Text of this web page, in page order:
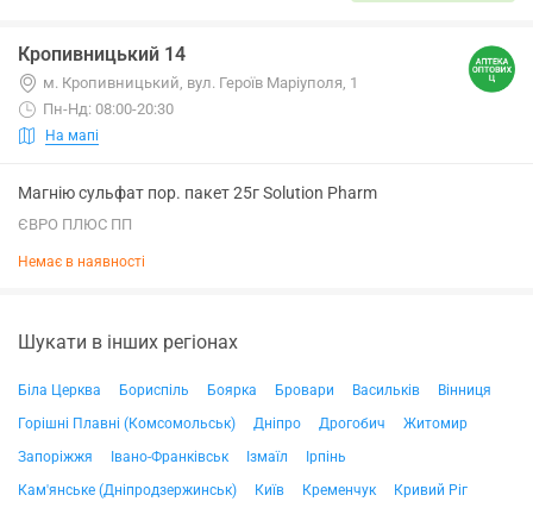
Кропивницький 14
м. Кропивницький, вул. Героїв Маріуполя, 1
Пн-Нд: 08:00-20:30
На мапі
Магнію сульфат пор. пакет 25г Solution Pharm
ЄВРО ПЛЮС ПП
Немає в наявності
Шукати в інших регіонах
Біла Церква Бориспіль Боярка Бровари Васильків
Вінниця
Горішні Плавні (Комсомольськ)
Дніпро Дрогобич
Житомир
Запоріжжя
Івано-Франківськ Ізмаїл
Ірпінь
Кам'янське (Дніпродзержинськ)
Київ Кременчук
Кривий Ріг